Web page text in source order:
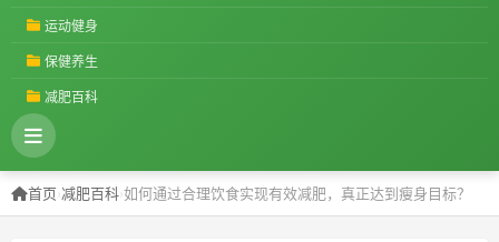
运动健身
保健养生
减肥百科
首页›减肥百科›如何通过合理饮食实现有效减肥，真正达到瘦身目标？